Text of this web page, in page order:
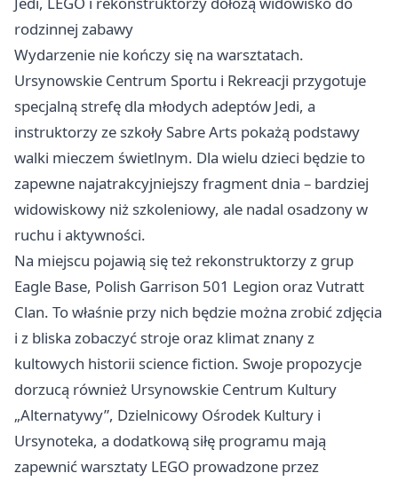
rodzinnej zabawy
Wydarzenie nie kończy się na warsztatach.
Ursynowskie Centrum Sportu i Rekreacji przygotuje
specjalną strefę dla młodych adeptów Jedi, a
instruktorzy ze szkoły Sabre Arts pokażą podstawy
walki mieczem świetlnym. Dla wielu dzieci będzie to
zapewne najatrakcyjniejszy fragment dnia – bardziej
widowiskowy niż szkoleniowy, ale nadal osadzony w
ruchu i aktywności.
Na miejscu pojawią się też rekonstruktorzy z grup
Eagle Base, Polish Garrison 501 Legion oraz Vutratt
Clan. To właśnie przy nich będzie można zrobić zdjęcia
i z bliska zobaczyć stroje oraz klimat znany z
kultowych historii science fiction. Swoje propozycje
dorzucą również Ursynowskie Centrum Kultury
„Alternatywy”, Dzielnicowy Ośrodek Kultury i
Ursynoteka, a dodatkową siłę programu mają
zapewnić warsztaty LEGO prowadzone przez